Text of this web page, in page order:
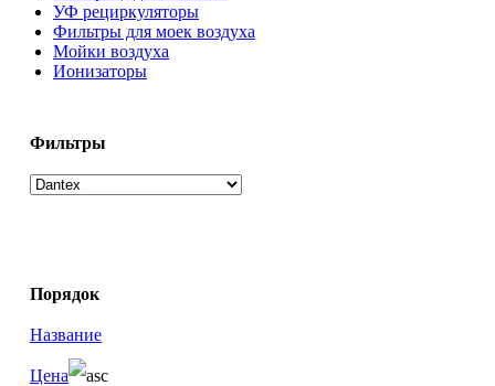
УФ рециркуляторы
Фильтры для моек воздуха
Мойки воздуха
Ионизаторы
Фильтры
Порядок
Название
Цена